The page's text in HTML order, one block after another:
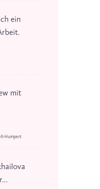
ein
mit
Humpert